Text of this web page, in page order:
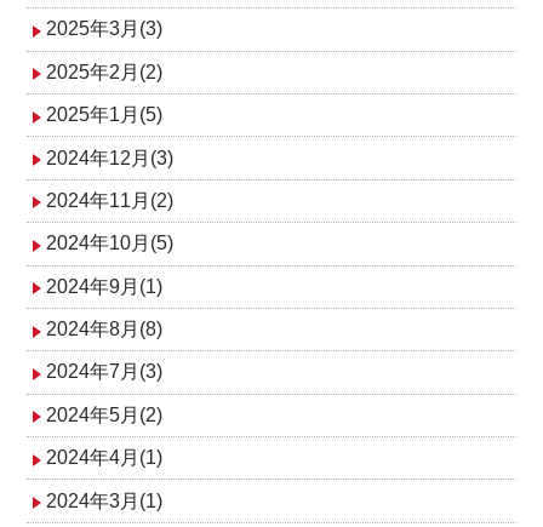
2025年3月(3)
2025年2月(2)
2025年1月(5)
2024年12月(3)
2024年11月(2)
2024年10月(5)
2024年9月(1)
2024年8月(8)
2024年7月(3)
2024年5月(2)
2024年4月(1)
2024年3月(1)